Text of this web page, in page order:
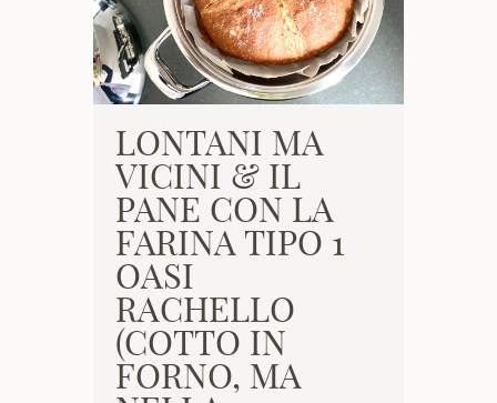
LONTANI MA
VICINI & IL
PANE CON LA
FARINA TIPO 1
OASI
RACHELLO
(COTTO IN
FORNO, MA